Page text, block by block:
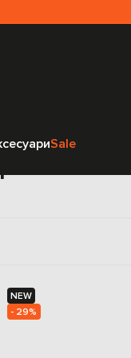
Sale
NEW
- 29%